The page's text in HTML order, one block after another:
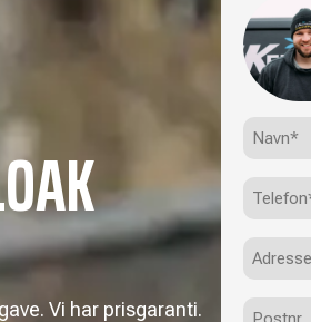
Vi har prisgaranti.
(Påkrævet)